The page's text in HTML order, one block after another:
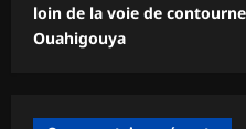
loin de la voie de
Ouahigouya